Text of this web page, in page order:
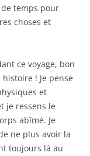
de temps pour
choses et
ce voyage, bon
! Je pense
et
je ressens le
abîmé. Je
ne plus avoir la
toujours là au